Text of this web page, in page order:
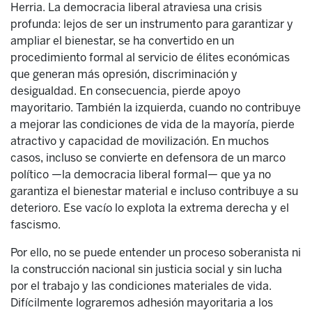
Herria. La democracia liberal atraviesa una crisis
profunda: lejos de ser un instrumento para garantizar y
ampliar el bienestar, se ha convertido en un
procedimiento formal al servicio de élites económicas
que generan más opresión, discriminación y
desigualdad. En consecuencia, pierde apoyo
mayoritario. También la izquierda, cuando no contribuye
a mejorar las condiciones de vida de la mayoría, pierde
atractivo y capacidad de movilización. En muchos
casos, incluso se convierte en defensora de un marco
político —la democracia liberal formal— que ya no
garantiza el bienestar material e incluso contribuye a su
deterioro. Ese vacío lo explota la extrema derecha y el
fascismo.
Por ello, no se puede entender un proceso soberanista ni
la construcción nacional sin justicia social y sin lucha
por el trabajo y las condiciones materiales de vida.
Difícilmente lograremos adhesión mayoritaria a los